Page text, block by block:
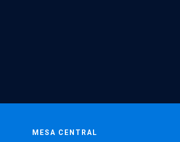
MESA CENTRAL